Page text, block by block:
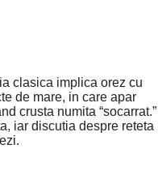
clasica implica orez cu
de mare, in care apar
crusta numita “socarrat.”
iar discutia despre reteta